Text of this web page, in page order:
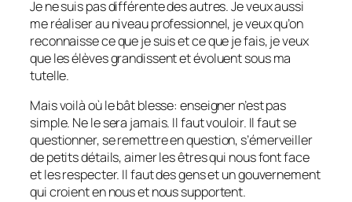
Je ne suis pas différente des autres. Je veux aussi
me réaliser au niveau professionnel, je veux qu’on
reconnaisse ce que je suis et ce que je fais, je veux
que les élèves grandissent et évoluent sous ma
tutelle.
Mais voilà où le bât blesse: enseigner n’est pas
simple. Ne le sera jamais. Il faut vouloir. Il faut se
questionner, se remettre en question, s’émerveiller
de petits détails, aimer les êtres qui nous font face
et les respecter. Il faut des gens et un gouvernement
qui croient en nous et nous supportent.